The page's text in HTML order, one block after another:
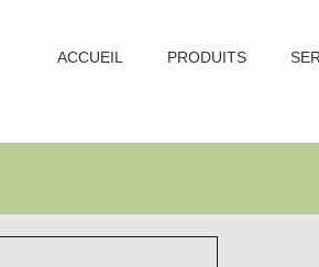
ACCUEIL PRODUITS